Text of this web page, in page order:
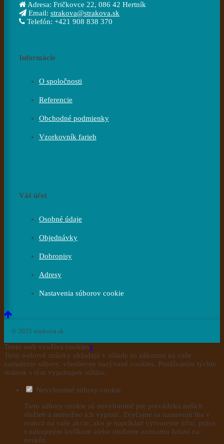
Adresa: Fričkovce 22, 086 42 Hertník
Email: strakova@strakova.sk
Telefón: +421 908 838 370
Informácie
O spoločnosti
Referencie
Obchodné podmienky
Vzorkovník farieb
Váš účet
Osobné údaje
Objednávky
Dobropisy
Adresy
Nastavenia súborov cookie
© 2025 strakova.sk
Tento web využíva cookiesx
Tieto webové stránky ukladajú v súlade so zákonmi na vaše
zariadenie súbory, všeobecne nazývané cookies. Používaním týchto
stránok s tým vyjadrujete súhlas.
Nevyhnutné súbory cookie
Tieto súbory cookie sú nevyhnutné pre prevádzku našich
služieb a nemožno ich vypnúť. Zvyčajne sa nastavujú iba v
reakcii na vaše akcie, ako je napríklad vytvorenie účtu, práca
s nákupným košíkom alebo uloženie zoznamu želaní na
neskôr.